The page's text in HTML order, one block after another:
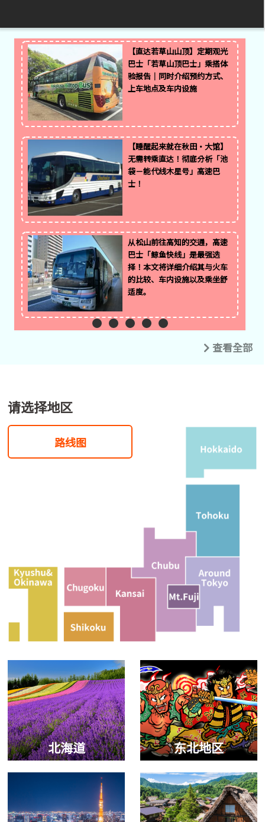
【直达若草山山顶】定期观光
巴士「若草山顶巴士」乘搭体
验报告｜同时介绍预约方式、
上车地点及车内设施
【睡醒起来就在秋田・大馆】
无需转乘直达！彻底分析「池
袋－能代线木星号」高速巴
士！
从松山前往高知的交通，高速
巴士「鲸鱼快线」是最强选
择！本文将详细介绍其与火车
的比较、车内设施以及乘坐舒
适度。
查看全部
请选择地区
路线图
北海道 东北地区